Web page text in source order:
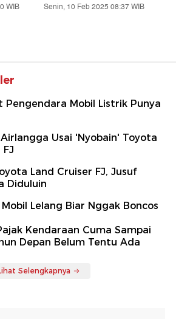
WIB Senin, 10 Feb 2025 08:37 WIB
Pengendara Mobil Listrik Punya
Usai 'Nyobain' Toyota
Land Cruiser FJ, Jusuf
Diduluin
Lelang Biar Nggak Boncos
Kendaraan Cuma Sampai
Depan Belum Tentu Ada
Selengkapnya